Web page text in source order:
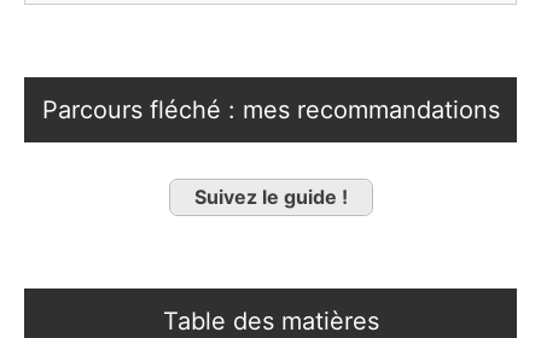
Parcours fléché : mes recommandations
Suivez le guide !
Table des matières